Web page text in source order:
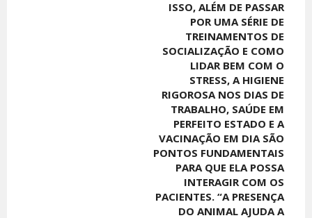
ISSO, ALÉM DE PASSAR
POR UMA SÉRIE DE
TREINAMENTOS DE
SOCIALIZAÇÃO E COMO
LIDAR BEM COM O
STRESS, A HIGIENE
RIGOROSA NOS DIAS DE
TRABALHO, SAÚDE EM
PERFEITO ESTADO E A
VACINAÇÃO EM DIA SÃO
PONTOS FUNDAMENTAIS
PARA QUE ELA POSSA
INTERAGIR COM OS
PACIENTES. “A PRESENÇA
DO ANIMAL AJUDA A